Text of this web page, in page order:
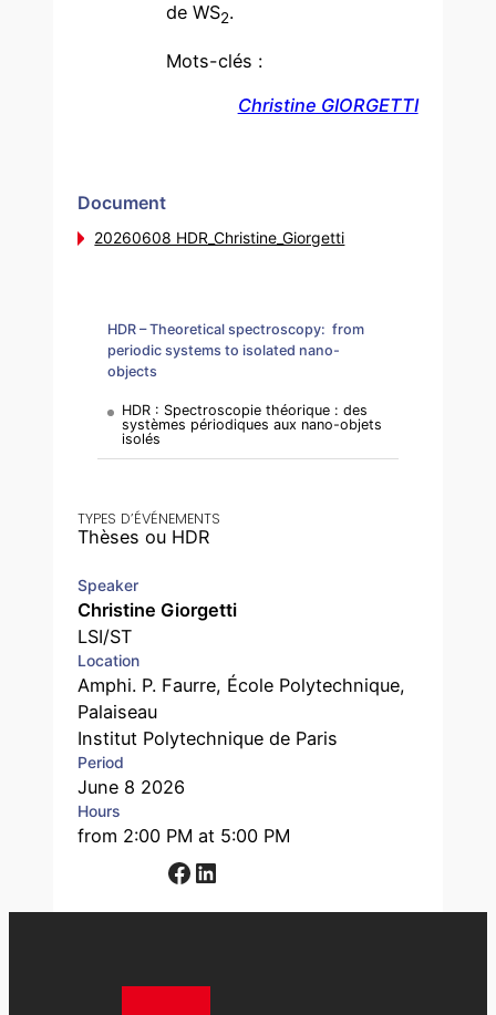
HDR – Theoretical spectroscopy: from
periodic systems to isolated nano-
objects
HDR : Spectroscopie théorique : des
systèmes périodiques aux nano-objets
isolés
TYPES D’ÉVÉNEMENTS
Thèses ou HDR
Speaker
Christine Giorgetti
LSI/ST
Location
Amphi. P. Faurre, École Polytechnique,
Palaiseau
Institut Polytechnique de Paris
Period
June 8 2026
Hours
from 2:00 PM at 5:00 PM
Facebook LinkedIn
de WS2.
Mots-clés :
Christine GIORGETTI
Document
20260608 HDR_Christine_Giorgetti